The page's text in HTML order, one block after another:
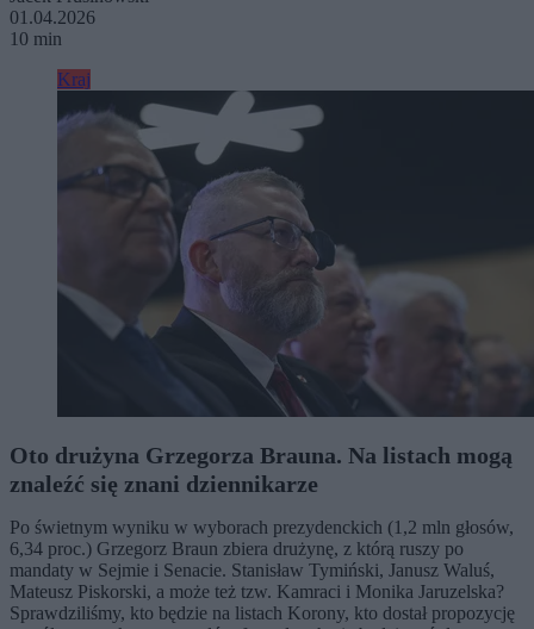
01.04.2026
10 min
Kraj
Oto drużyna Grzegorza Brauna. Na listach mogą
znaleźć się znani dziennikarze
Po świetnym wyniku w wyborach prezydenckich (1,2 mln głosów,
6,34 proc.) Grzegorz Braun zbiera drużynę, z którą ruszy po
mandaty w Sejmie i Senacie. Stanisław Tymiński, Janusz Waluś,
Mateusz Piskorski, a może też tzw. Kamraci i Monika Jaruzelska?
Sprawdziliśmy, kto będzie na listach Korony, kto dostał propozycję